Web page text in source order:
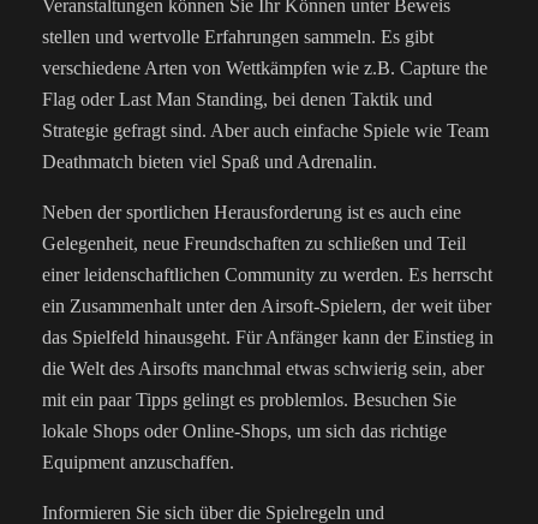
Veranstaltungen können Sie Ihr Können unter Beweis
stellen und wertvolle Erfahrungen sammeln. Es gibt
verschiedene Arten von Wettkämpfen wie z.B. Capture the
Flag oder Last Man Standing, bei denen Taktik und
Strategie gefragt sind. Aber auch einfache Spiele wie Team
Deathmatch bieten viel Spaß und Adrenalin.
Neben der sportlichen Herausforderung ist es auch eine
Gelegenheit, neue Freundschaften zu schließen und Teil
einer leidenschaftlichen Community zu werden. Es herrscht
ein Zusammenhalt unter den Airsoft-Spielern, der weit über
das Spielfeld hinausgeht. Für Anfänger kann der Einstieg in
die Welt des Airsofts manchmal etwas schwierig sein, aber
mit ein paar Tipps gelingt es problemlos. Besuchen Sie
lokale Shops oder Online-Shops, um sich das richtige
Equipment anzuschaffen.
Informieren Sie sich über die Spielregeln und